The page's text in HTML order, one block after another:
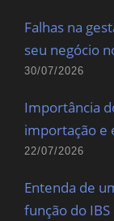
Falhas na
seu negócio
30/07/2026
Importância
importação e
22/07/2026
Entenda de
função do IBS